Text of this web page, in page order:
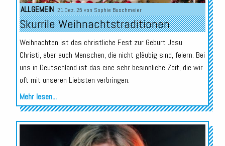
ALLGEMEIN 21.Dez. 25 von Sophie Buschmeier
Skurrile Weihnachtstraditionen
Weihnachten ist das christliche Fest zur Geburt Jesu
Christi, aber auch Menschen, die nicht gläubig sind, feiern. Bei
uns in Deutschland ist das eine sehr besinnliche Zeit, die wir
oft mit unseren Liebsten verbringen.
Mehr lesen...
Audio-
Player